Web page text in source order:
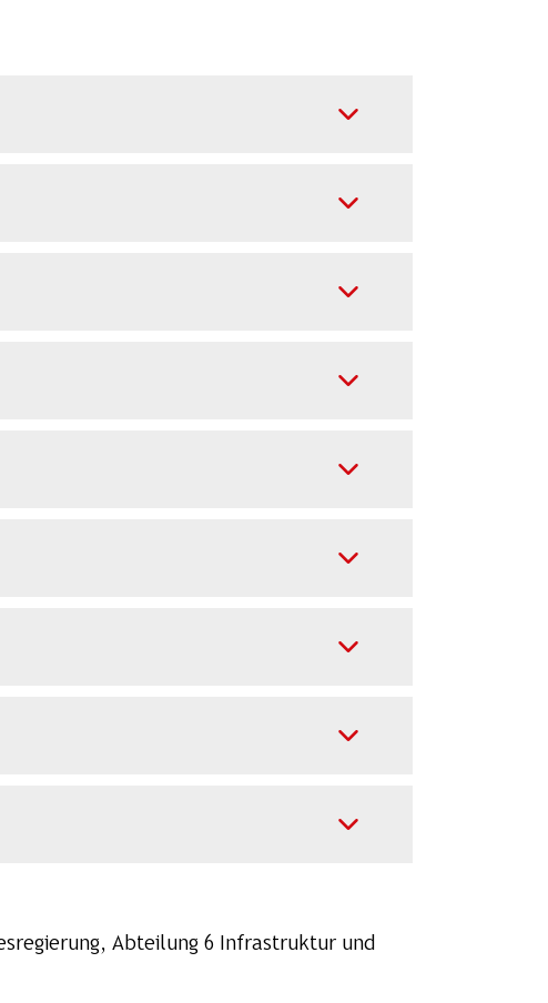
Abteilung 6 Infrastruktur und